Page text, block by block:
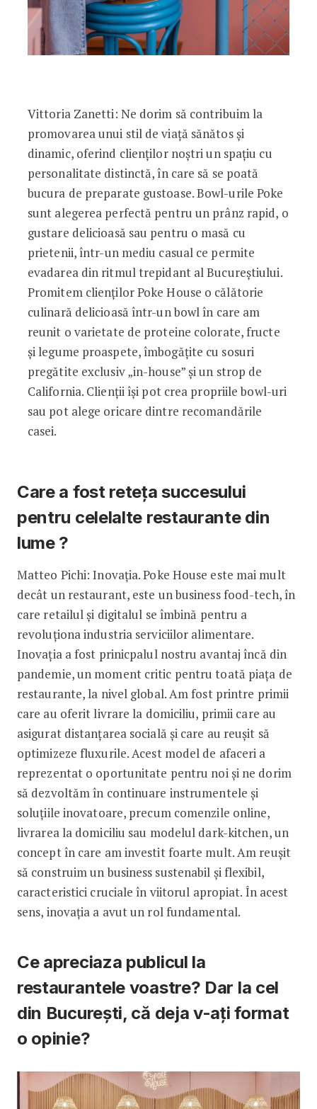
Vittoria Zanetti: Ne dorim să contribuim la
promovarea unui stil de viață sănătos și
dinamic, oferind clienților noștri un spațiu cu
personalitate distinctă, în care să se poată
bucura de preparate gustoase. Bowl-urile Poke
sunt alegerea perfectă pentru un prânz rapid, o
gustare delicioasă sau pentru o masă cu
prietenii, într-un mediu casual ce permite
evadarea din ritmul trepidant al Bucureștiului.
Promitem clienților Poke House o călătorie
culinară delicioasă într-un bowl în care am
reunit o varietate de proteine colorate, fructe
și legume proaspete, îmbogățite cu sosuri
pregătite exclusiv „in-house” și un strop de
California. Clienții își pot crea propriile bowl-uri
sau pot alege oricare dintre recomandările
casei.
Care a fost reteța succesului
pentru celelalte restaurante din
lume ?
Matteo Pichi: Inovaţia. Poke House este mai mult
decât un restaurant, este un business food-tech, în
care retailul și digitalul se îmbină pentru a
revoluționa industria serviciilor alimentare.
Inovația a fost prinicpalul nostru avantaj încă din
pandemie, un moment critic pentru toată piața de
restaurante, la nivel global. Am fost printre primii
care au oferit livrare la domiciliu, primii care au
asigurat distanțarea socială și care au reușit să
optimizeze fluxurile. Acest model de afaceri a
reprezentat o oportunitate pentru noi și ne dorim
să dezvoltăm în continuare instrumentele și
soluțiile inovatoare, precum comenzile online,
livrarea la domiciliu sau modelul dark-kitchen, un
concept în care am investit foarte mult. Am reușit
să construim un business sustenabil și flexibil,
caracteristici cruciale în viitorul apropiat. În acest
sens, inovația a avut un rol fundamental.
Ce apreciaza publicul la
restaurantele voastre? Dar la cel
din București, că deja v-ați format
o opinie?